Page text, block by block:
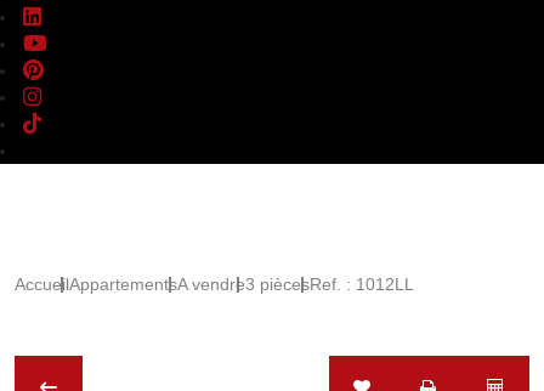
AccueilAppartementsA vendre3 piècesRef. : 1012LL